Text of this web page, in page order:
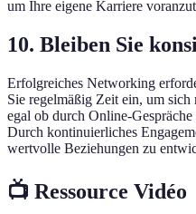
um Ihre eigene Karriere
10. Bleiben Sie
Erfolgreiches Networking
Sie regelmäßig Zeit ein, um
egal ob durch Online-
Durch kontinuierliches
wertvolle Beziehungen zu
📺 Ressource Vidéo